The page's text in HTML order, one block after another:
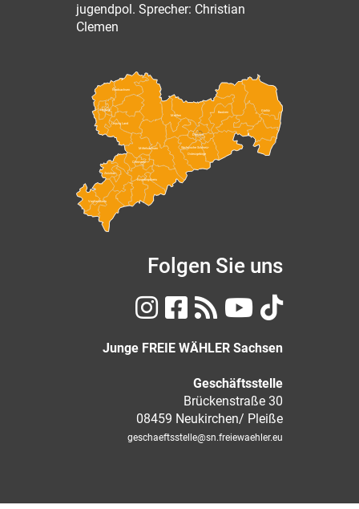
jugendpol. Sprecher: Christian
Clemen
Bautzen Görlitz
Leipzig
Leipzig Land
Meißen
Erzgebirgskreis
Mittelsachsen
Nordsachsen
Osterzgebirge
Sächsische Schweiz-
Vogtlandkreis
Zwickau
Dresden
Chemnitz
Folgen Sie uns
Junge FREIE WÄHLER Sachsen
Geschäftsstelle
Brückenstraße 30
08459 Neukirchen/ Pleiße
geschaeftsstelle@sn.freiewaehler.eu